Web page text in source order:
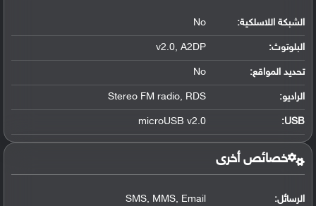
الشبكة اللاسلكية: No
البلوتوث:
v2.0, A2DP
تحديد المواقع:
No
الراديو: Stereo FM radio, RDS
USB
:
microUSB v2.0
خصائص أخرى
الرسائل: SMS, MMS, Email